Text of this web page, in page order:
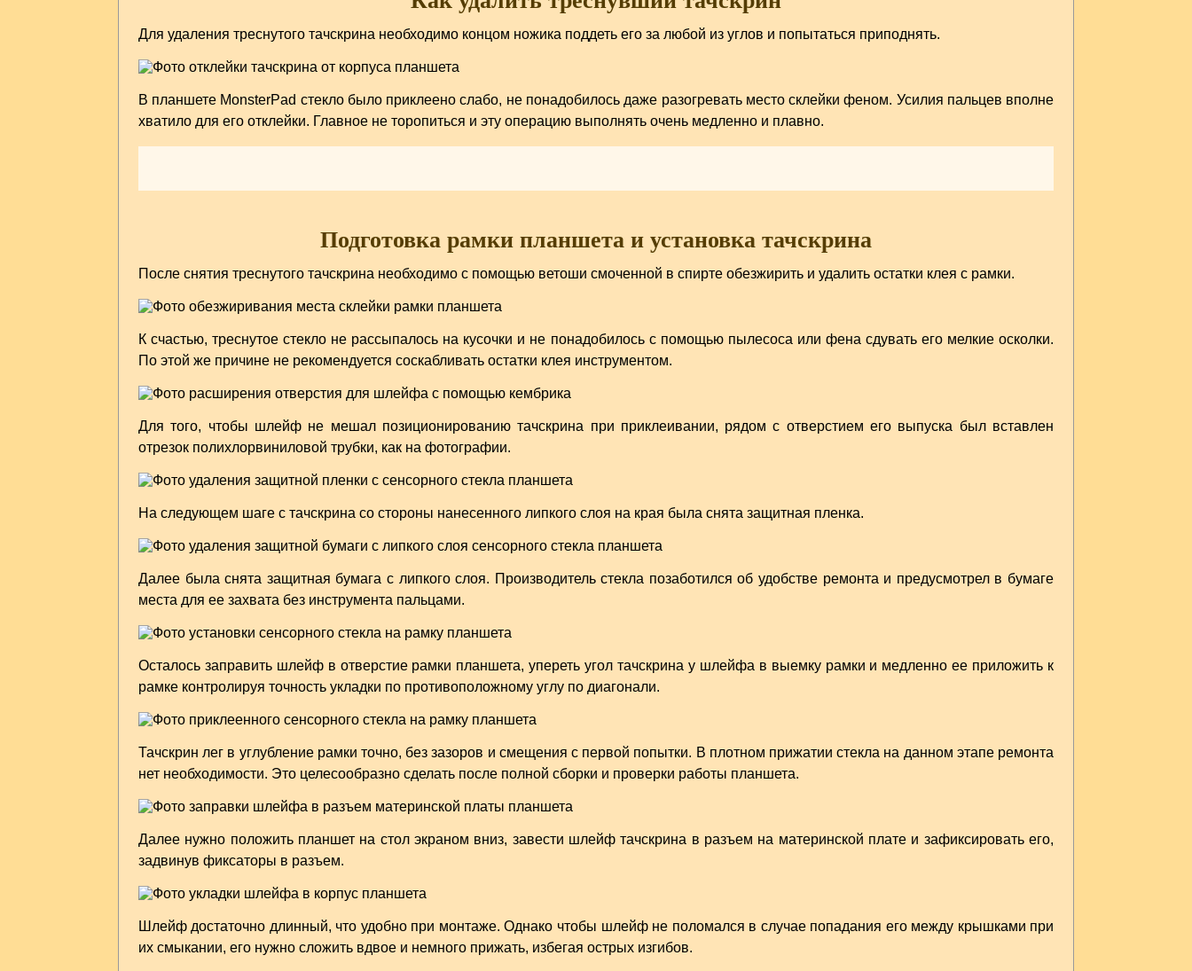
Для удаления треснутого тачскрина необходимо концом ножика поддеть его за любой из углов и попытаться приподнять.
В планшете MonsterPad стекло было приклеено слабо, не понадобилось даже разогревать место склейки феном. Усилия пальцев вполне
хватило для его отклейки. Главное не торопиться и эту операцию выполнять очень медленно и плавно.
Подготовка рамки планшета и установка тачскрина
После снятия треснутого тачскрина необходимо с помощью ветоши смоченной в спирте обезжирить и удалить остатки клея с рамки.
К счастью, треснутое стекло не рассыпалось на кусочки и не понадобилось с помощью пылесоса или фена сдувать его мелкие осколки.
По этой же причине не рекомендуется соскабливать остатки клея инструментом.
Для того, чтобы шлейф не мешал позиционированию тачскрина при приклеивании, рядом с отверстием его выпуска был вставлен
отрезок полихлорвиниловой трубки, как на фотографии.
На следующем шаге с тачскрина со стороны нанесенного липкого слоя на края была снята защитная пленка.
Далее была снята защитная бумага с липкого слоя. Производитель стекла позаботился об удобстве ремонта и предусмотрел в бумаге
места для ее захвата без инструмента пальцами.
Осталось заправить шлейф в отверстие рамки планшета, упереть угол тачскрина у шлейфа в выемку рамки и медленно ее приложить к
рамке контролируя точность укладки по противоположному углу по диагонали.
Тачскрин лег в углубление рамки точно, без зазоров и смещения с первой попытки. В плотном прижатии стекла на данном этапе ремонта
нет необходимости. Это целесообразно сделать после полной сборки и проверки работы планшета.
Далее нужно положить планшет на стол экраном вниз, завести шлейф тачскрина в разъем на материнской плате и зафиксировать его,
задвинув фиксаторы в разъем.
Шлейф достаточно длинный, что удобно при монтаже. Однако чтобы шлейф не поломался в случае попадания его между крышками при
их смыкании, его нужно сложить вдвое и немного прижать, избегая острых изгибов.